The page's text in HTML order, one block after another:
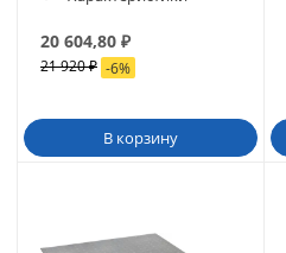
20 604,80 ₽
21 920₽ -6%
В корзину